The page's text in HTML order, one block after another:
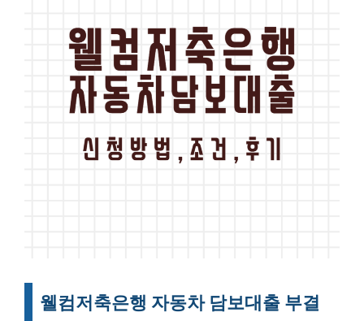
웰컴저축은행 자동차 담보대출 부결